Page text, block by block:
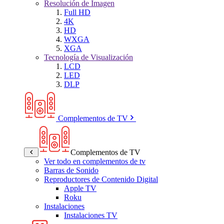
Resolución de Imagen
Full HD
4K
HD
WXGA
XGA
Tecnología de Visualización
LCD
LED
DLP
Complementos de TV
Complementos de TV
Ver todo en complementos de tv
Barras de Sonido
Reproductores de Contenido Digital
Apple TV
Roku
Instalaciones
Instalaciones TV